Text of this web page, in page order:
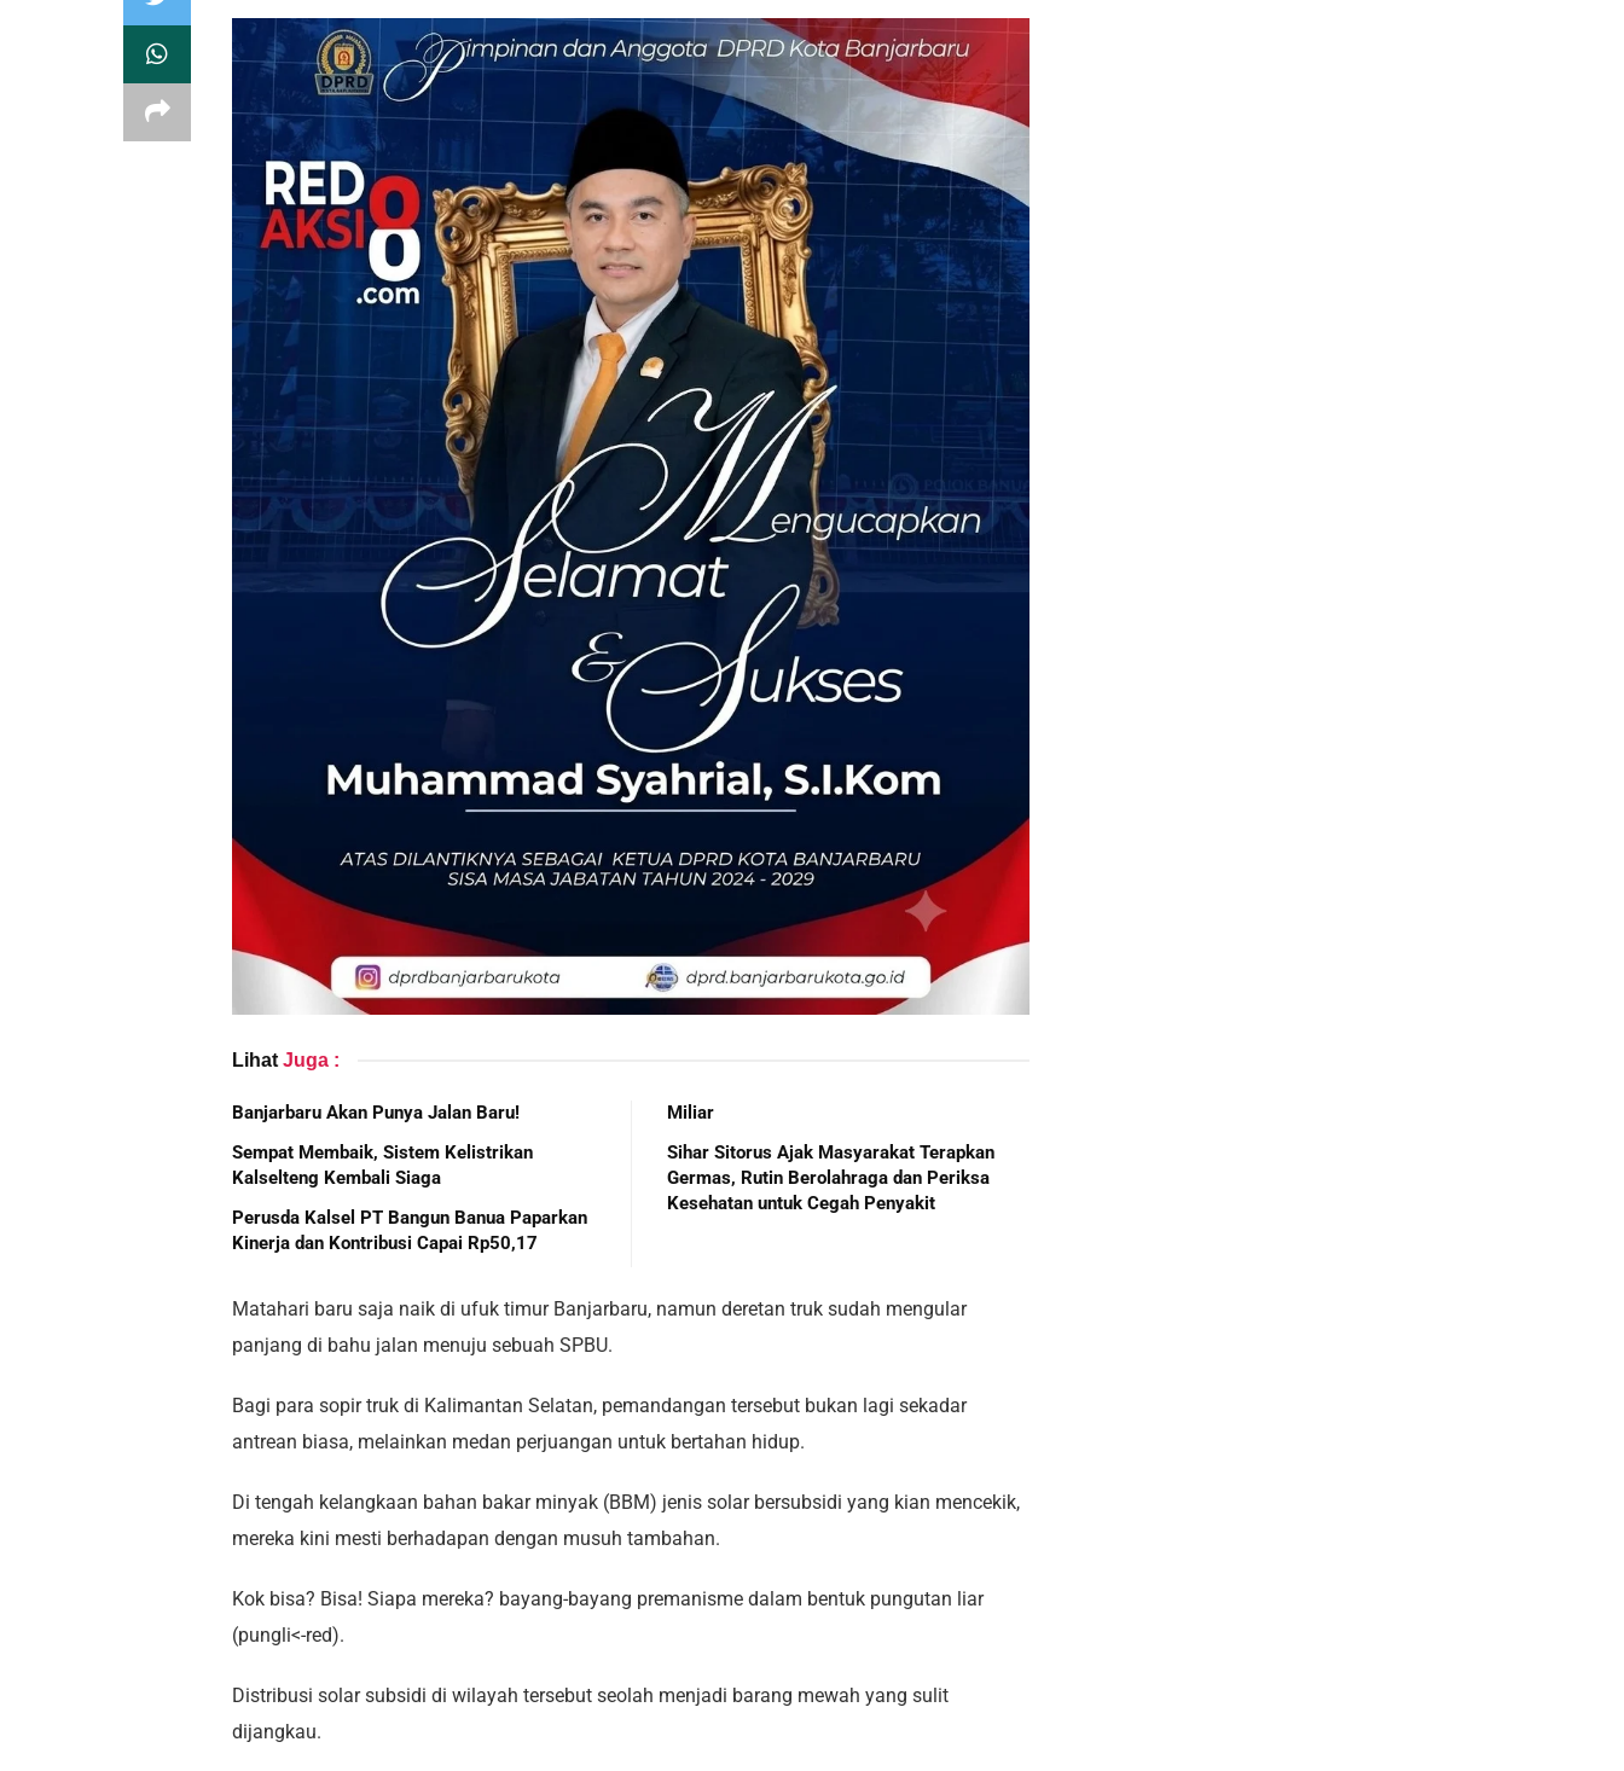
Lihat Juga :
Banjarbaru Akan Punya Jalan Baru!
Sempat Membaik, Sistem Kelistrikan
Kalselteng Kembali Siaga
Perusda Kalsel PT Bangun Banua Paparkan
Kinerja dan Kontribusi Capai Rp50,17
Miliar
Sihar Sitorus Ajak Masyarakat Terapkan
Germas, Rutin Berolahraga dan Periksa
Kesehatan untuk Cegah Penyakit
Matahari baru saja naik di ufuk timur Banjarbaru, namun deretan truk sudah mengular
panjang di bahu jalan menuju sebuah SPBU.
Bagi para sopir truk di Kalimantan Selatan, pemandangan tersebut bukan lagi sekadar
antrean biasa, melainkan medan perjuangan untuk bertahan hidup.
Di tengah kelangkaan bahan bakar minyak (BBM) jenis solar bersubsidi yang kian mencekik,
mereka kini mesti berhadapan dengan musuh tambahan.
Kok bisa? Bisa! Siapa mereka? bayang-bayang premanisme dalam bentuk pungutan liar
(pungli<-red).
Distribusi solar subsidi di wilayah tersebut seolah menjadi barang mewah yang sulit
dijangkau.